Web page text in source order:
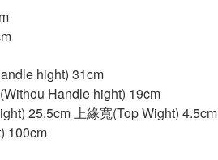
hight) 31cm
Handle hight) 19cm
25.5cm 上緣寬(Top Wight) 4.5cm
100cm